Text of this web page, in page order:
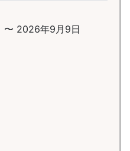
〜 2026年9月9日